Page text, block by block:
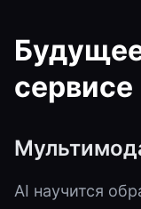
сервисе
AI научится